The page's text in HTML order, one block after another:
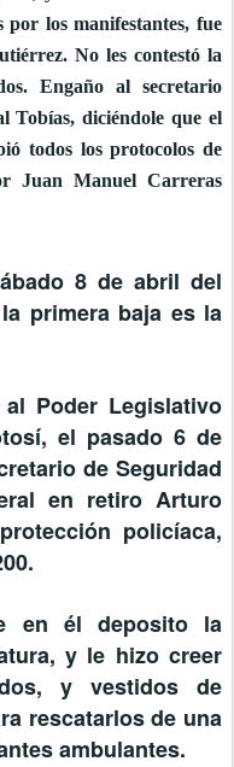
por los manifestantes, fue
No les contestó la
Engaño al secretario
Tobías, diciéndole que el
todos los protocolos de
Juan Manuel Carreras
8 de abril del
primera baja es la
Poder Legislativo
el pasado 6 de
de Seguridad
en retiro Arturo
policíaca,
en él deposito la
y le hizo creer
y vestidos de
rescatarlos de una
ambulantes.